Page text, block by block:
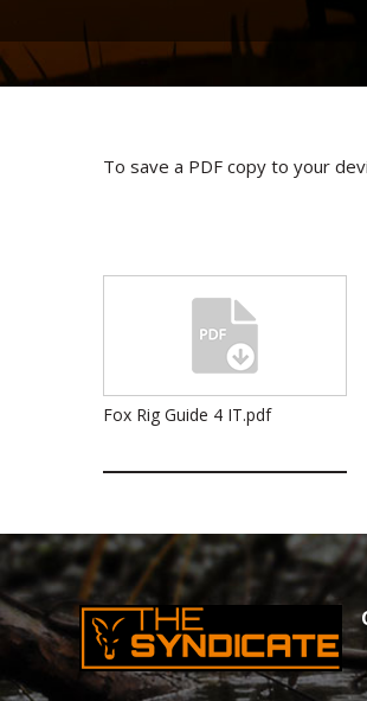
To save a PDF copy to your
Fox Rig Guide 4 IT.pdf